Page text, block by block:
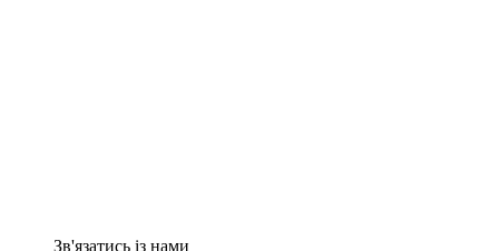
Зв'язатись із нами